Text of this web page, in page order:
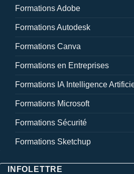
Formations Adobe
Formations Autodesk
Formations Canva
Formations en Entreprises
Formations IA Intelligence
Formations Microsoft
Formations Sécurité
Formations Sketchup
INFOLETTRE